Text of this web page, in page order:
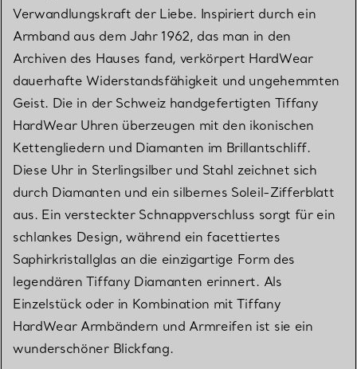
Verwandlungskraft der Liebe. Inspiriert durch ein
Armband aus dem Jahr 1962, das man in den
Archiven des Hauses fand, verkörpert HardWear
dauerhafte Widerstandsfähigkeit und ungehemmten
Geist. Die in der Schweiz handgefertigten Tiffany
HardWear Uhren überzeugen mit den ikonischen
Kettengliedern und Diamanten im Brillantschliff.
Diese Uhr in Sterlingsilber und Stahl zeichnet sich
durch Diamanten und ein silbernes Soleil-Zifferblatt
aus. Ein versteckter Schnappverschluss sorgt für ein
schlankes Design, während ein facettiertes
Saphirkristallglas an die einzigartige Form des
legendären Tiffany Diamanten erinnert. Als
Einzelstück oder in Kombination mit Tiffany
HardWear Armbändern und Armreifen ist sie ein
wunderschöner Blickfang.